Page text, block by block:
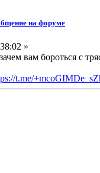
на форуме
»
вам бороться с
t.me/